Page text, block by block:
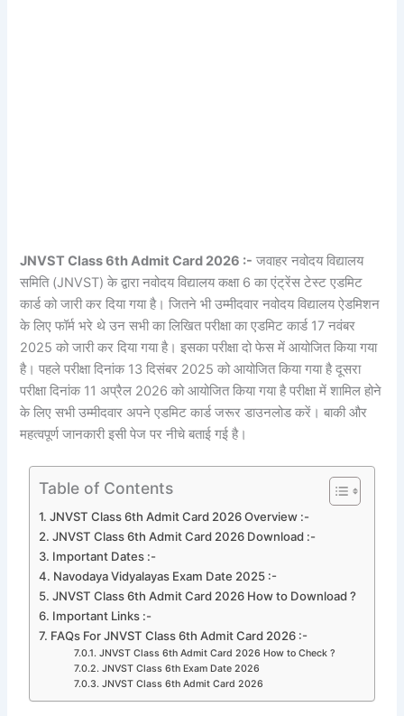
JNVST Class 6th Admit Card 2026 :- जवाहर नवोदय विद्यालय
समिति (JNVST) के द्वारा नवोदय विद्यालय कक्षा 6 का एंट्रेंस टेस्ट एडमिट
कार्ड को जारी कर दिया गया है। जितने भी उम्मीदवार नवोदय विद्यालय ऐडमिशन
के लिए फॉर्म भरे थे उन सभी का लिखित परीक्षा का एडमिट कार्ड 17 नवंबर
2025 को जारी कर दिया गया है। इसका परीक्षा दो फेस में आयोजित किया गया
है। पहले परीक्षा दिनांक 13 दिसंबर 2025 को आयोजित किया गया है दूसरा
परीक्षा दिनांक 11 अप्रैल 2026 को आयोजित किया गया है परीक्षा में शामिल होने
के लिए सभी उम्मीदवार अपने एडमिट कार्ड जरूर डाउनलोड करें। बाकी और
महत्वपूर्ण जानकारी इसी पेज पर नीचे बताई गई है।
Table of Contents
JNVST Class 6th Admit Card 2026 Overview :-
JNVST Class 6th Admit Card 2026 Download :-
Important Dates :-
Navodaya Vidyalayas Exam Date 2025 :-
JNVST Class 6th Admit Card 2026 How to Download ?
Important Links :-
FAQs For JNVST Class 6th Admit Card 2026 :-
JNVST Class 6th Admit Card 2026 How to Check ?
JNVST Class 6th Exam Date 2026
JNVST Class 6th Admit Card 2026